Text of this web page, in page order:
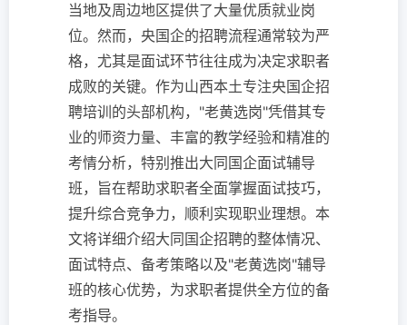
当地及周边地区提供了大量优质就业岗
位。然而，央国企的招聘流程通常较为严
格，尤其是面试环节往往成为决定求职者
成败的关键。作为山西本土专注央国企招
聘培训的头部机构，"老黄选岗"凭借其专
业的师资力量、丰富的教学经验和精准的
考情分析，特别推出大同国企面试辅导
班，旨在帮助求职者全面掌握面试技巧，
提升综合竞争力，顺利实现职业理想。本
文将详细介绍大同国企招聘的整体情况、
面试特点、备考策略以及"老黄选岗"辅导
班的核心优势，为求职者提供全方位的备
考指导。